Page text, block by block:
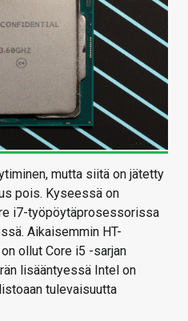
mutta siitä on jätetty
pois. Kyseessä on
i7-työpöytäprosessorissa
Aikaisemmin HT-
ollut Core i5 -sarjan
lisääntyessä Intel on
tulevaisuutta